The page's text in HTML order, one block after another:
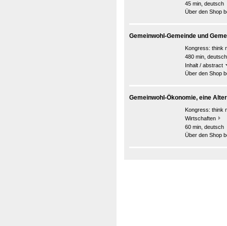
45 min, deutsch
Über den Shop
Gemeinwohl-Gemeinde und
Kongress: think
480 min, deutsch
Inhalt / abstract
Über den Shop
Gemeinwohl-Ökonomie, eine
Kongress: think
Wirtschaften
60 min, deutsch
Über den Shop